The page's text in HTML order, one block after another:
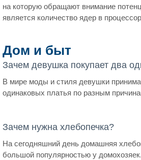
на которую обращают внимание
является количество ядер в
Дом и быт
Зачем девушка покупает два
В мире моды и стиля девушки
одинаковых платья по разным
Зачем нужна хлебопечка?
На сегодняшний день домашняя
большой популярностью у домохозяек.